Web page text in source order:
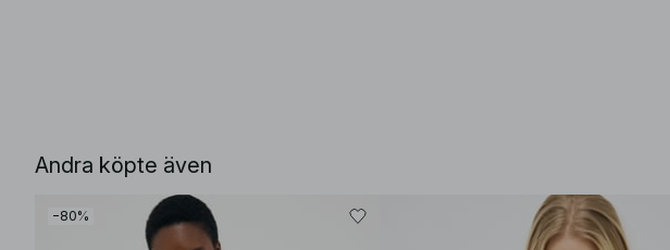
Andra köpte även
−80%